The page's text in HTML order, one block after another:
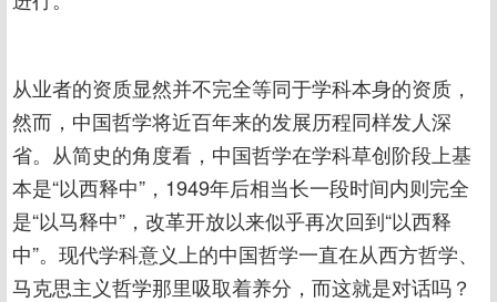
从业者的资质显然并不完全等同于学科本身的资质，
然而，中国哲学将近百年来的发展历程同样发人深
省。从简史的角度看，中国哲学在学科草创阶段上基
本是“以西释中”，1949年后相当长一段时间内则完全
是“以马释中”，改革开放以来似乎再次回到“以西释
中”。现代学科意义上的中国哲学一直在从西方哲学、
马克思主义哲学那里吸取着养分，而这就是对话吗？